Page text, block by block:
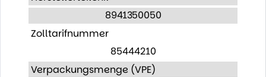
8941350050
Zolltarifnummer
85444210
Verpackungsmenge (VPE)